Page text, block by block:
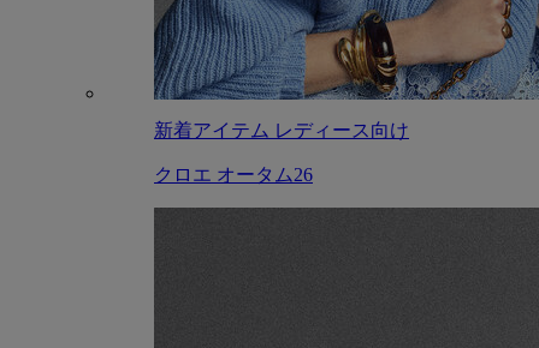
新着アイテム レディース向け
クロエ オータム26